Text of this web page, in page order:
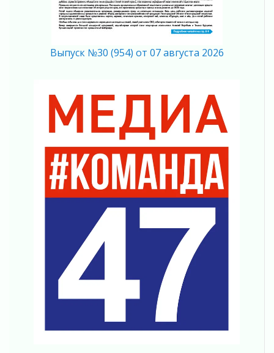
В Ленобласти растет потребление
мобильного трафика
Полумрак бьёт по карману
04 августа 2026
Память, сталь и музыка
04 августа 2026
Регион готовится к выборам
04 августа 2026
Никакого принуждения, только письменное
согласие
Без риска для здоровья и кошелька
Важная информация
04 августа 2026
Что делать со сбережениями
Награды нашли строителей
Выпуск №30 (954) от 07 августа 2026